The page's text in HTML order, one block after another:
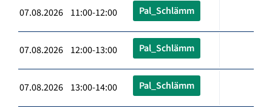
07.08.2026 11:00-12:00 Pal_Schlämm
07.08.2026 12:00-13:00 Pal_Schlämm
07.08.2026 13:00-14:00 Pal_Schlämm